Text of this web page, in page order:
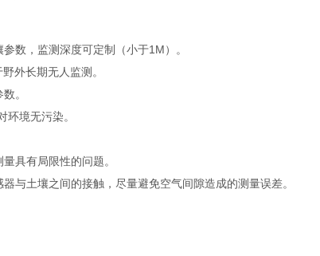
，监测深度可定制（小于1M）。
长期无人监测。
。
境无污染。
有局限性的问题。
土壤之间的接触，尽量避免空气间隙造成的测量误差。